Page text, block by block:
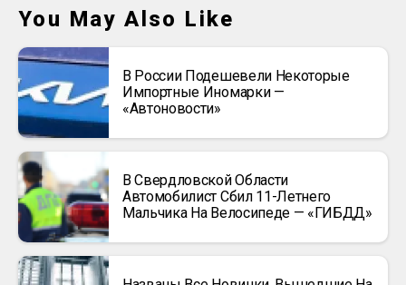
You May Also Like
В России Подешевели Некоторые
Импортные Иномарки —
«Автоновости»
В Свердловской Области
Автомобилист Сбил 11-Летнего
Мальчика На Велосипеде — «ГИБДД»